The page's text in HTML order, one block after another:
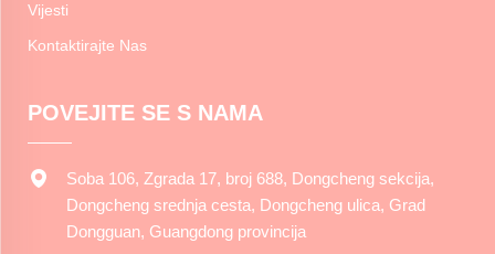
Vijesti
Kontaktirajte Nas
POVEJITE SE S NAMA
Soba 106, Zgrada 17, broj 688, Dongcheng sekcija,
Dongcheng srednja cesta, Dongcheng ulica, Grad
Dongguan, Guangdong provincija